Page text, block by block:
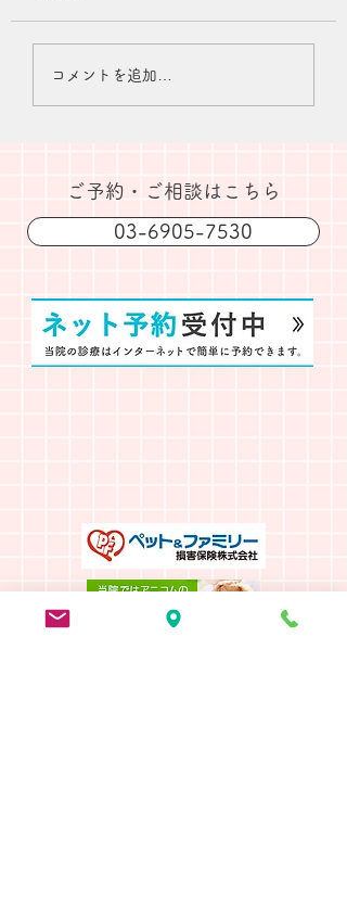
コメントを追加…
​ご予約・ご相談はこちら
03-6905-7530